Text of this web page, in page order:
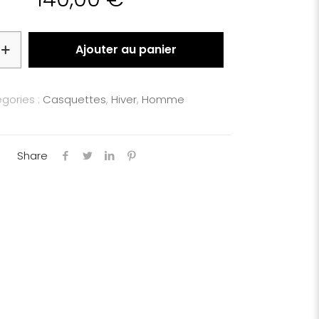
Ajouter au panier
: Casquettes, Hiver, Homme
Share